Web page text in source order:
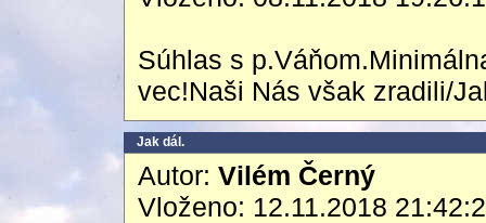
Súhlas s
vec!Naši Nás však zradili/
Jak dál.
Autor: Vilém Černý
Vloženo: 12.11.2018